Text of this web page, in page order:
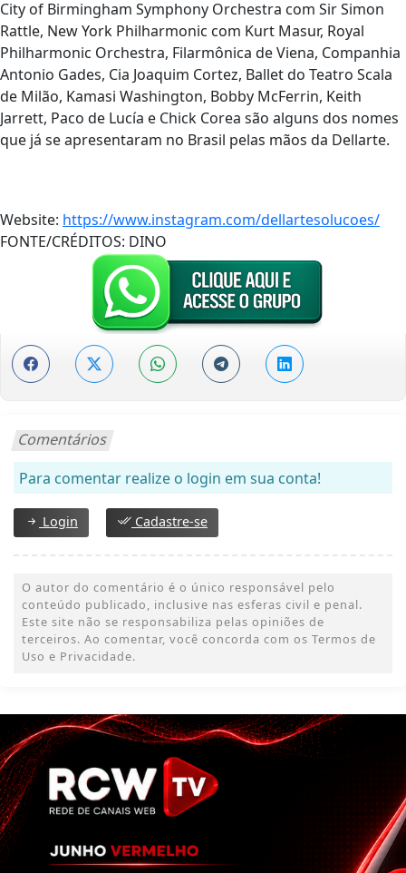
City of Birmingham Symphony Orchestra com Sir Simon
Rattle, New York Philharmonic com Kurt Masur, Royal
Philharmonic Orchestra, Filarmônica de Viena, Companhia
Antonio Gades, Cia Joaquim Cortez, Ballet do Teatro Scala
de Milão, Kamasi Washington, Bobby McFerrin, Keith
Jarrett, Paco de Lucía e Chick Corea são alguns dos nomes
que já se apresentaram no Brasil pelas mãos da Dellarte.
Website: https://www.instagram.com/dellartesolucoes/
FONTE/CRÉDITOS: DINO
Comentários
Para comentar realize o login em sua conta!
Login Cadastre-se
O autor do comentário é o único responsável pelo
conteúdo publicado, inclusive nas esferas civil e penal.
Este site não se responsabiliza pelas opiniões de
terceiros. Ao comentar, você concorda com os Termos de
Uso e Privacidade.